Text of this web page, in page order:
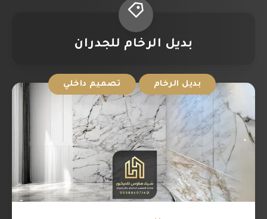
بديل الرخام للجدران
بديل الرخام تصميم داخلي